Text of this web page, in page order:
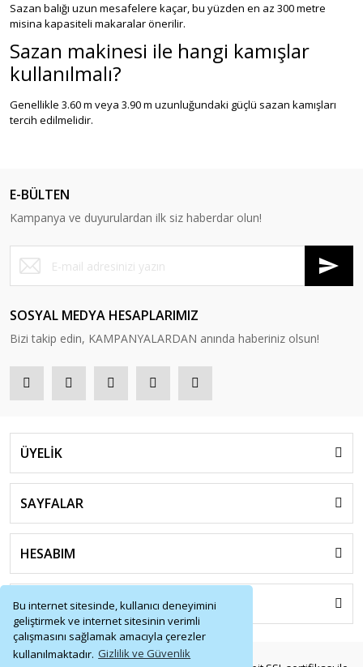
Bu internet sitesinde, kullanıcı deneyimini
geliştirmek ve internet sitesinin verimli
çalışmasını sağlamak amacıyla çerezler
kullanılmaktadır. Gizlilik ve Güvenlik
Sazan balığı uzun mesafelere kaçar, bu yüzden en az 300 metre
misina kapasiteli makaralar önerilir.
Sazan makinesi ile hangi kamışlar
kullanılmalı?
Genellikle 3.60 m veya 3.90 m uzunluğundaki güçlü sazan kamışları
tercih edilmelidir.
E-BÜLTEN
Kampanya ve duyurulardan ilk siz haberdar olun!
SOSYAL MEDYA HESAPLARIMIZ
Bizi takip edin, KAMPANYALARDAN anında haberiniz olsun!
ÜYELİK
SAYFALAR
HESABIM
HIZLI MENÜ